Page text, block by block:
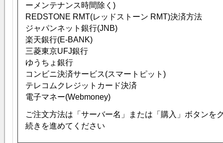
ーメンテナンス時間除く)
REDSTONE RMT(レッドストーン RMT)決済方法
ジャパンネット銀行(JNB)
楽天銀行(E-BANK)
三菱東京UFJ銀行
ゆうちょ銀行
コンビニ決済サービス(スマートピット)
テレコムクレジットカード決済
電子マネー(Webmoney)
ご注文方法は「サーバー名」または「購入」ボタンを
続きを進めてください